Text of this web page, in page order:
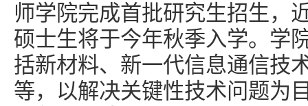
师学院完成首批研究生招生，
硕士生将于今年秋季入学。学
括新材料、新一代信息通信技
等，以解决关键性技术问题为